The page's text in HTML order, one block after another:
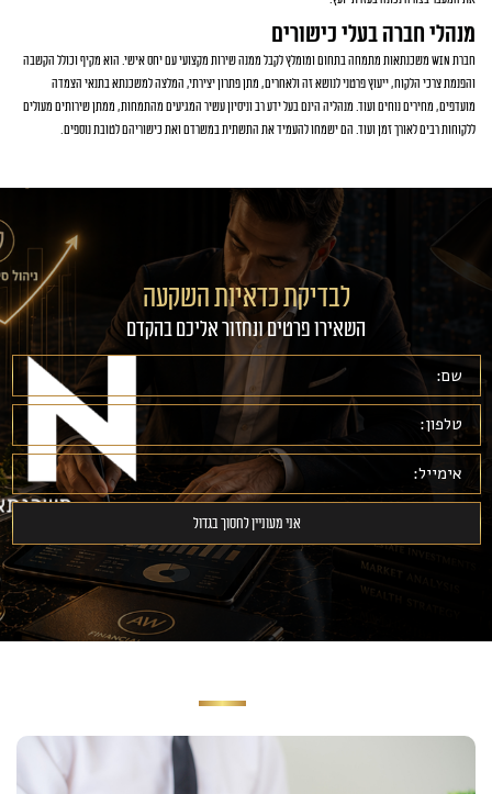
מנהלי חברה בעלי כישורים
חברת win משכנתאות מתמחה בתחום ומומלץ לקבל ממנה שירות מקצועי עם יחס אישי. הוא מקיף וכולל הקשבה
והפנמת צרכי הלקוח, ייעוץ פרטני לנושא זה ולאחרים, מתן פתרון יצירתי, המלצה למשכנתא בתנאי הצמדה
מועדפים, מחירים נוחים ועוד. מנהליה הינם בעל ידע רב וניסיון עשיר המגיעים מהתמחות, ממתן שירותים מעולים
ללקוחות רבים לאורך זמן ועוד. הם ישמחו להעמיד את התשתית במשרדם ואת כישוריהם לטובת נוספים.
לבדיקת כדאיות השקעה
השאירו פרטים ונחזור אליכם בהקדם